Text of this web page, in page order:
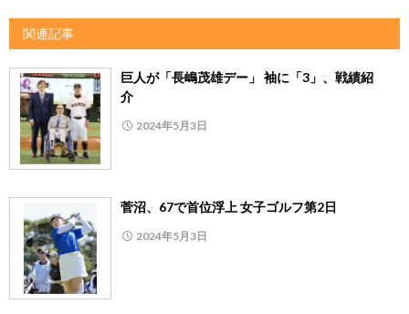
関連記事
巨人が「長嶋茂雄デー」 袖に「3」、戦績紹
介
2024年5月3日
菅沼、67で首位浮上 女子ゴルフ第2日
2024年5月3日